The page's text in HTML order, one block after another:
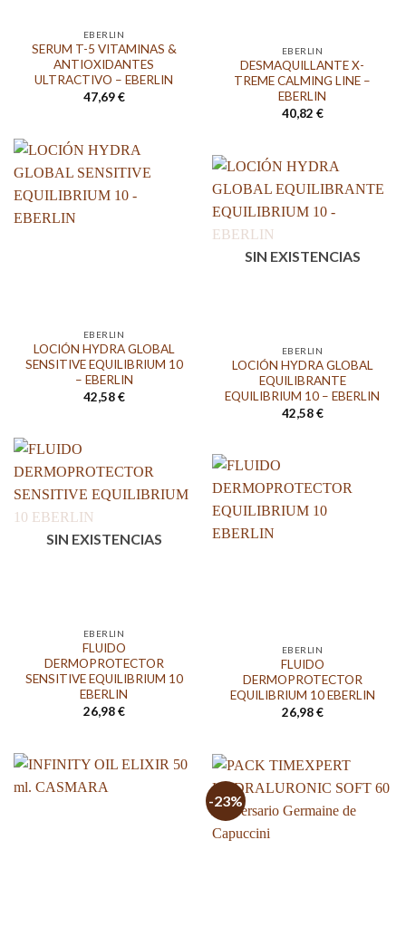
EBERLIN
SERUM T-5 VITAMINAS &
ANTIOXIDANTES
ULTRACTIVO – EBERLIN
47,69€
EBERLIN
DESMAQUILLANTE X-
TREME CALMING LINE –
EBERLIN
40,82 €
EBERLIN
LOCIÓN HYDRA GLOBAL
SENSITIVE EQUILIBRIUM 10
– EBERLIN
42,58€
SIN EXISTENCIAS
EBERLIN
LOCIÓN HYDRA GLOBAL
EQUILIBRANTE
EQUILIBRIUM 10 – EBERLIN
42,58€
SIN EXISTENCIAS
EBERLIN
FLUIDO
DERMOPROTECTOR
SENSITIVE EQUILIBRIUM 10
EBERLIN
26,98€
EBERLIN
FLUIDO
DERMOPROTECTOR
EQUILIBRIUM 10 EBERLIN
26,98€
-23%